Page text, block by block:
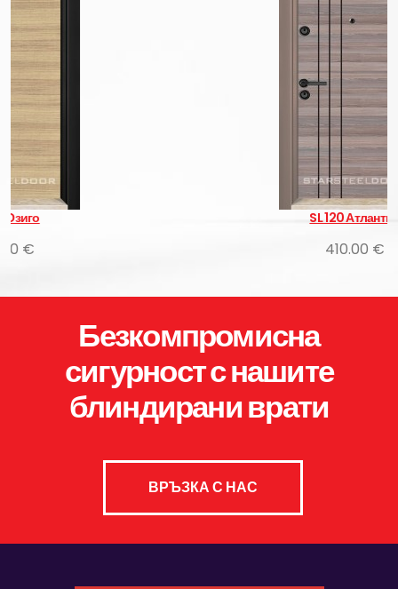
Безкомпромисна
сигурност с нашите
блиндирани врати
ВРЪЗКА С НАС